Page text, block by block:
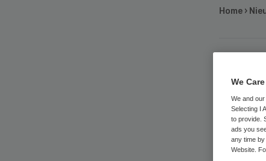
Home ›
We
We and our
Selecting I
to provide.
ads you
any time
Website.